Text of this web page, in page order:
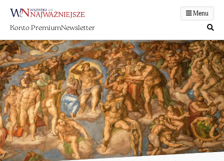
Menu
Konto PremiumNewsletter